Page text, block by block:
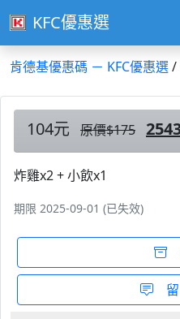
KFC優惠選
肯德基優惠碼 － KFC優惠選/
104元 原價$175
炸雞x2 + 小飲x1
期限 2025-09-01 (已失效)
留